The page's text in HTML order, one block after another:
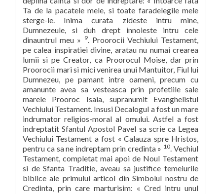
Ta de la pacatele mele, si toate faradelegile mele
sterge-le. Inima curata zideste intru mine,
Dumnezeule, si duh drept innoieste intru cele
dinauntrul meu » 9. Proorocii Vechiului Testament,
pe calea inspiratiei divine, aratau nu numai crearea
lumii si pe Creator, ca Proorocul Moise, dar prin
Proorocii mari si mici venirea unui Mantuitor, Fiul lui
Dumnezeu, pe pamant intre oameni, precum cu
amanunte avea sa vesteasca prin profetiile sale
marele Prooroc Isaia, supranumit Evanghelistul
Vechiului Testament. Insusi Decalogul a fost un mare
indrumator religios-moral al omului. Astfel a fost
indreptatit Sfantul Apostol Pavel sa scrie ca Legea
Vechiului Testament a fost « Calauza spre Hristos,
pentru ca sa ne indreptam prin credinta » 10. Vechiul
Testament, completat mai apoi de Noul Testament
si de Sfanta Traditie, aveau sa justifice temeiurile
biblice ale primului articol din Simbolul nostru de
Credinta, prin care marturisim: « Cred intru unul